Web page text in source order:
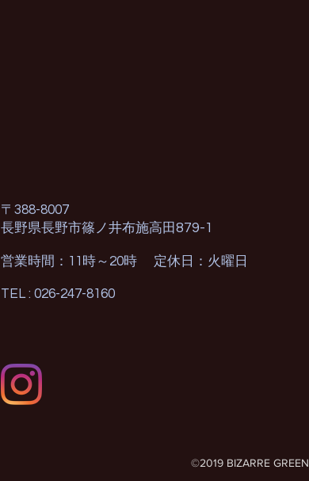
〒388-8007
長野県長野市篠ノ井布施高田 879-1
営業時間：11時～20時 定休日：火曜日
TEL : 026-247-8160
©2019 BIZARRE GREEN